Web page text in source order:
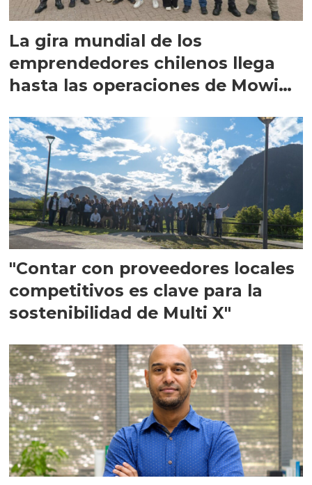
La gira mundial de los
emprendedores chilenos llega
hasta las operaciones de Mowi
"Contar con proveedores locales
competitivos es clave para la
sostenibilidad de Multi X"